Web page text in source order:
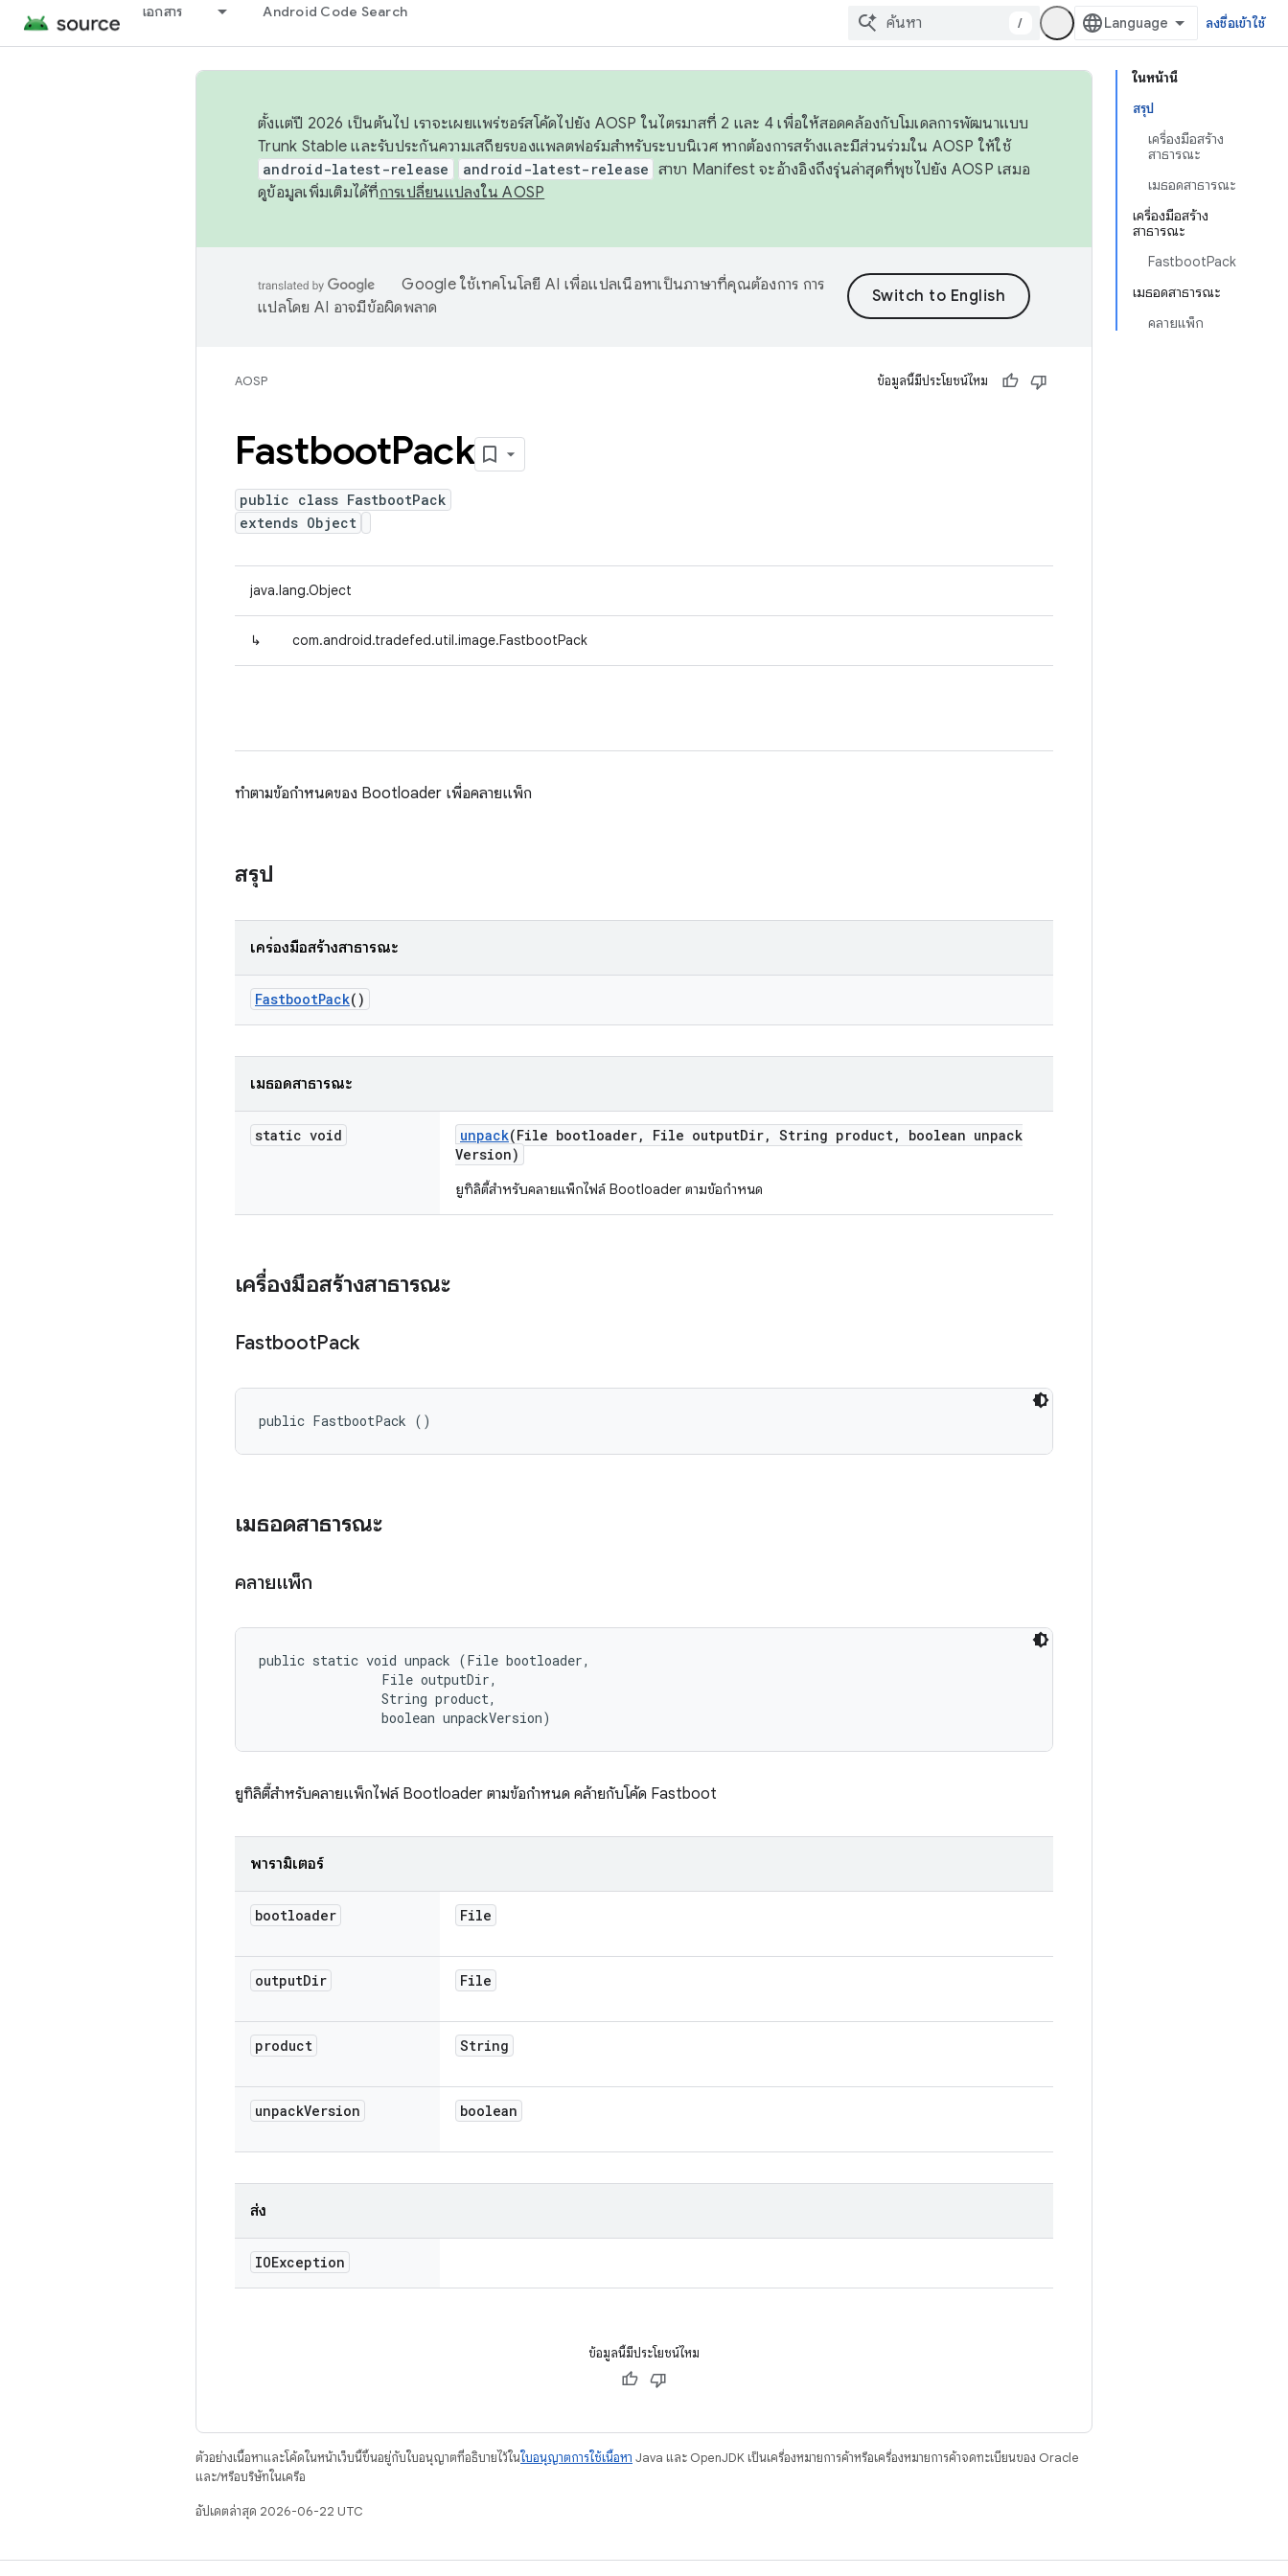
เอกสาร Android Code Search
/ ลงชื่อเข้าใช้
ในหน้านี้
สรุป
เครื่องมือสร้าง
สาธารณะ
เมธอดสาธารณะ
เครื่องมือสร้าง
สาธารณะ
FastbootPack
เมธอดสาธารณะ
คลายแพ็ก
ตั้งแต่ปี 2026 เป็นต้นไป เราจะเผยแพร่ซอร์สโค้ดไปยัง AOSP ในไตรมาสที่ 2 และ 4 เพื่อให้สอดคล้องกับโมเดลการพัฒนาแบบ
Trunk Stable และรับประกันความเสถียรของแพลตฟอร์มสำหรับระบบนิเวศ หากต้องการสร้างและมีส่วนร่วมใน AOSP ให้ใช้
android-latest-release android-latest-release สาขา Manifest จะอ้างอิงถึงรุ่นล่าสุดที่พุชไปยัง AOSP เสมอ
ดูข้อมูลเพิ่มเติมได้ที่การเปลี่ยนแปลงใน AOSP
Google ใช้เทคโนโลยี AI เพื่อแปลเนื้อหาเป็นภาษาที่คุณต้องการ การ
แปลโดย AI อาจมีข้อผิดพลาด
AOSP ข้อมูลนี้มีประโยชน์ไหม
FastbootPack
public class FastbootPack
extends Object
java.lang.Object
↳ com.android.tradefed.util.image.FastbootPack
ทำตามข้อกำหนดของ Bootloader เพื่อคลายแพ็ก
สรุป
เครื่องมือสร้างสาธารณะ
FastbootPack()
เมธอดสาธารณะ
static void unpack(File bootloader, File outputDir, String product,
boolean unpack
Version)
ยูทิลิตี้สำหรับคลายแพ็กไฟล์ Bootloader ตามข้อกำหนด
เครื่องมือสร้างสาธารณะ
FastbootPack
public FastbootPack ()
เมธอดสาธารณะ
คลายแพ็ก
public static void unpack (File bootloader,
                File outputDir,
                String product,
                boolean unpackVersion)
ยูทิลิตี้สำหรับคลายแพ็กไฟล์ Bootloader ตามข้อกำหนด คล้ายกับโค้ด Fastboot
พารามิเตอร์
bootloader File
outputDir File
product String
unpackVersion boolean
ส่ง
IOException
ข้อมูลนี้มีประโยชน์ไหม
ตัวอย่างเนื้อหาและโค้ดในหน้าเว็บนี้ขึ้นอยู่กับใบอนุญาตที่อธิบายไว้ในใบอนุญาตการใช้เนื้อหา Java และ OpenJDK เป็นเครื่องหมายการค้าหรือเครื่องหมายการค้าจดทะเบียนของ Oracle
และ/หรือบริษัทในเครือ
อัปเดตล่าสุด 2026-06-22 UTC